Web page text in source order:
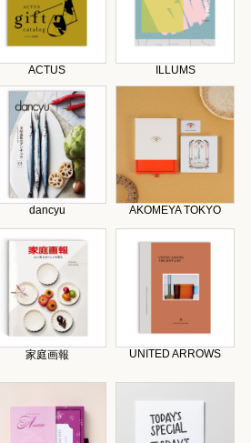
ACTUS ILLUMS
dancyu AKOMEYA TOKYO
家庭画報 UNITED ARROWS